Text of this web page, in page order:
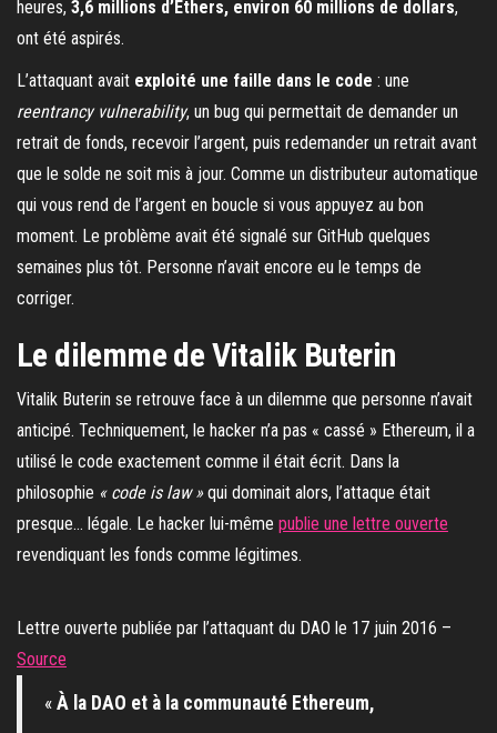
heures, 3,6 millions d’Ethers, environ 60 millions de dollars,
ont été aspirés.
L’attaquant avait exploité une faille dans le code : une
reentrancy vulnerability, un bug qui permettait de demander un
retrait de fonds, recevoir l’argent, puis redemander un retrait avant
que le solde ne soit mis à jour. Comme un distributeur automatique
qui vous rend de l’argent en boucle si vous appuyez au bon
moment. Le problème avait été signalé sur GitHub quelques
semaines plus tôt. Personne n’avait encore eu le temps de
corriger.
Le dilemme de Vitalik Buterin
Vitalik Buterin se retrouve face à un dilemme que personne n’avait
anticipé. Techniquement, le hacker n’a pas « cassé » Ethereum, il a
utilisé le code exactement comme il était écrit. Dans la
philosophie « code is law »qui dominait alors, l’attaque était
presque… légale. Le hacker lui-même publie une lettre ouverte
revendiquant les fonds comme légitimes.
Lettre ouverte publiée par l’attaquant du DAO le 17 juin 2016 –
Source
« À la DAO et à la communauté Ethereum,